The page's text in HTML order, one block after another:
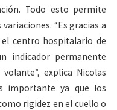
Todo esto permite
“Es gracias a
centro hospitalario de
indicador permanente
explica Nicolas
importante ya que los
rigidez en el cuello o